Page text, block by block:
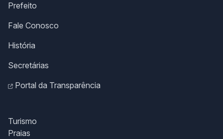
Prefeito
Fale Conosco
História
Secretárias
Portal da Transparência
Turismo
Praias